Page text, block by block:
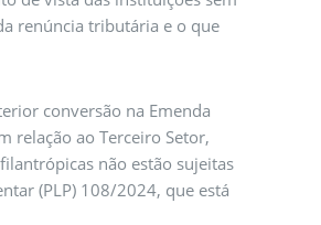
renúncia tributária e o que
conversão na Emenda
relação ao Terceiro Setor,
não estão sujeitas
(PLP) 108/2024, que está